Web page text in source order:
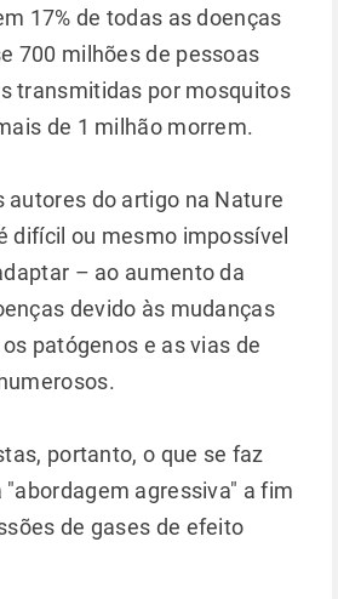
17% de todas as doenças
700 milhões de pessoas
transmitidas por mosquitos
de 1 milhão morrem.
autores do artigo na Nature
difícil ou mesmo impossível
– ao aumento da
devido às mudanças
patógenos e as vias de
portanto, o que se faz
agressiva" a fim
de gases de efeito